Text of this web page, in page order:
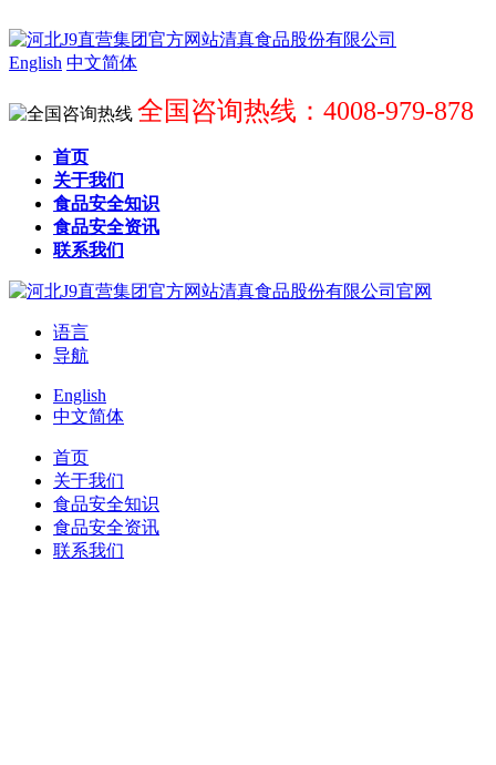
English 中文简体
全国咨询热线：4008-979-878
首页
关于我们
食品安全知识
食品安全资讯
联系我们
语言
导航
English
中文简体
首页
关于我们
食品安全知识
食品安全资讯
联系我们